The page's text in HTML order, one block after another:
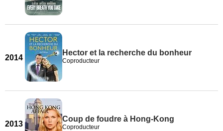
2014
Hector et la recherche du bonheur
Coproducteur
2013
Coup de foudre à Hong-Kong
Coproducteur